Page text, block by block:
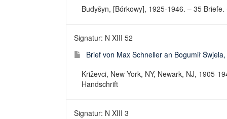
Budyšyn, [Bórkowy], 1925-1946. – 35
Signatur: N XIII 52
Brief von Max Schneller an Bogumił
Križevci, New York, NY, Newark, NJ, 1905-
Handschrift
Signatur: N XIII 3